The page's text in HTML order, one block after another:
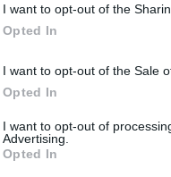
I want to opt-out of the
Opted In
I want to opt-out of the Sale
Opted In
I want to opt-out of
Advertising.
Opted In